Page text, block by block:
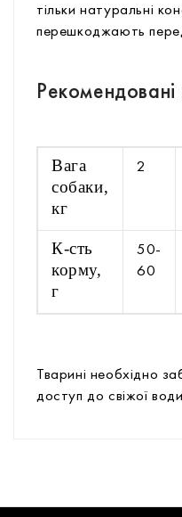
тільки натуральні
перешкоджають
Вага
собаки,
кг
2
К-сть
корму,
г
50-
60
Тварині необхідно
доступ до свіжої води